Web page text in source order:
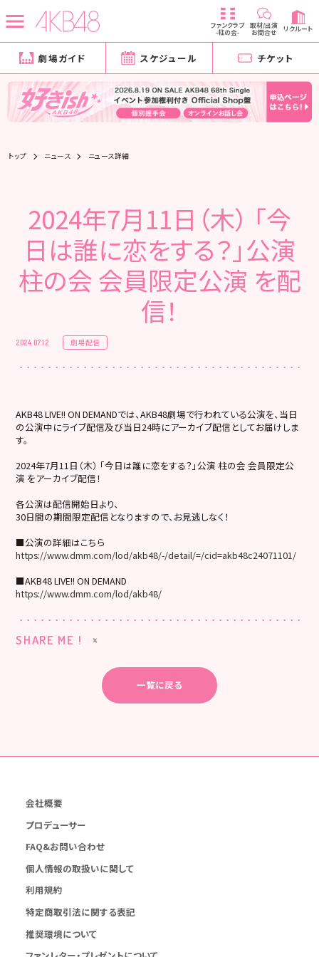
ファンクラブ
-柱の会-
取材/出演
お問合せ リクルート
劇場ガイド スケジュール チケット
トップ ニュース ニュース詳細
2024年7月11日（木） 「今
日は誰に恋をする？」公演
柱の会 会員限定公演 を配
信！
2024.07.12 劇場配信
AKB48 LIVE!! ON DEMANDでは、AKB48劇場で行われている公演を、当日
の公演中にライブ配信及び当日24時にアーカイブ配信としてお届けしま
す。
2024年7月11日（木） 「今日は誰に恋をする？」公演 柱の会 会員限定公
演 をアーカイブ配信！
各公演は配信開始日より、
30日間の期間限定配信となりますので、お見逃しなく！
■公演の詳細はこちら
https://www.dmm.com/lod/akb48/-/detail/=/cid=akb48c24071101/
■AKB48 LIVE!! ON DEMAND
https://www.dmm.com/lod/akb48/
SHARE ME !
一覧に戻る
会社概要
プロデューサー
FAQ&お問い合わせ
個人情報の取扱いに関して
利用規約
特定商取引法に関する表記
推奨環境について